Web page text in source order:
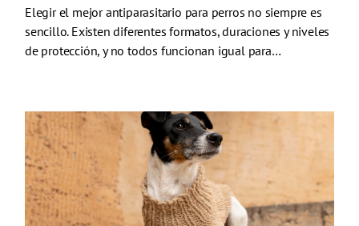
Elegir el mejor antiparasitario para perros no siempre es
sencillo. Existen diferentes formatos, duraciones y niveles
de protección, y no todos funcionan igual para…